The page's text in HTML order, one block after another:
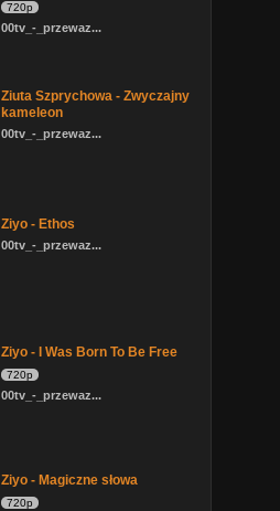
720p
00tv_-_przewaz...
Ziuta Szprychowa - Zwyczajny
kameleon
00tv_-_przewaz...
Ziyo - Ethos
00tv_-_przewaz...
Ziyo - I Was Born To Be Free
720p
00tv_-_przewaz...
Ziyo - Magiczne słowa
720p